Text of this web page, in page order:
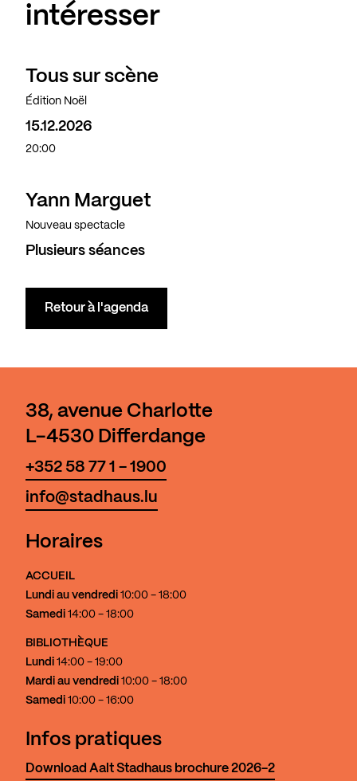
intéresser
Tous sur scène
Édition Noël
15.12.2026
20:00
Yann Marguet
Nouveau spectacle
Plusieurs séances
Retour à l'agenda
38, avenue Charlotte
L-4530 Differdange
+352 58 77 1 - 1900
info@stadhaus.lu
Horaires
ACCUEIL
Lundi au vendredi 10:00 - 18:00
Samedi 14:00 - 18:00
BIBLIOTHÈQUE
Lundi 14:00 - 19:00
Mardi au vendredi 10:00 - 18:00
Samedi 10:00 - 16:00
Infos pratiques
Download Aalt Stadhaus brochure 2026-2